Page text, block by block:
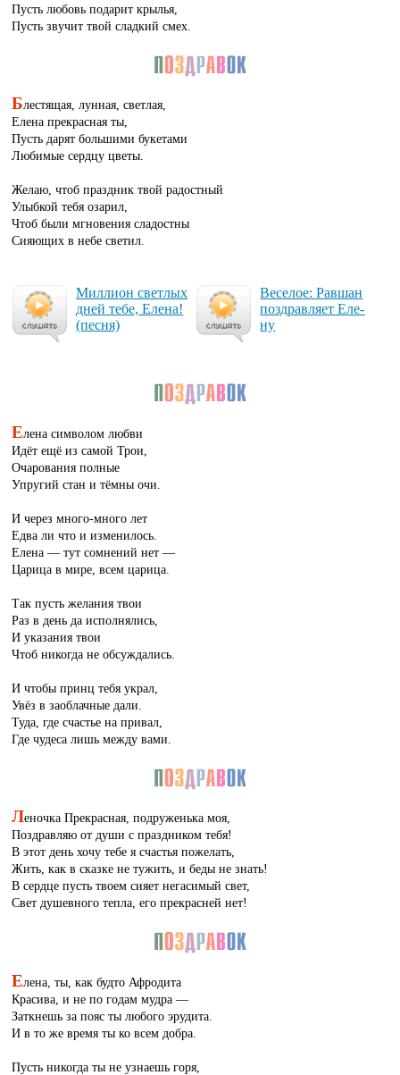
Пусть любовь подарит крылья,
Пусть звучит твой сладкий смех.
Блестящая, лунная, светлая,
Елена прекрасная ты,
Пусть дарят большими букетами
Любимые сердцу цветы.
Желаю, чтоб праздник твой радостный
Улыбкой тебя озарил,
Чтоб были мгновения сладостны
Сияющих в небе светил.
Мил­ли­он свет­лых
дней те­бе, Еле­на!
(пес­ня)
Ве­се­лое: Рав­шан
поз­драв­ля­ет Еле­
ну
Елена символом любви
Идёт ещё из самой Трои,
Очарования полные
Упругий стан и тёмны очи.
И через много-много лет
Едва ли что и изменилось.
Елена — тут сомнений нет —
Царица в мире, всем царица.
Так пусть желания твои
Раз в день да исполнялись,
И указания твои
Чтоб никогда не обсуждались.
И чтобы принц тебя украл,
Увёз в заоблачные дали.
Туда, где счастье на привал,
Где чудеса лишь между вами.
Леночка Прекрасная, подруженька моя,
Поздравляю от души с праздником тебя!
В этот день хочу тебе я счастья пожелать,
Жить, как в сказке не тужить, и беды не знать!
В сердце пусть твоем сияет негасимый свет,
Свет душевного тепла, его прекрасней нет!
Елена, ты, как будто Афродита
Красива, и не по годам мудра —
Заткнешь за пояс ты любого эрудита.
И в то же время ты ко всем добра.
Пусть никогда ты не узнаешь горя,